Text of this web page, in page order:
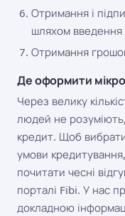
Отримання і
шляхом
Отримання
Де оформити
Через велику
людей не
кредит. Щоб
умови
почитати чесні
порталі Fibi. У нас
докладною